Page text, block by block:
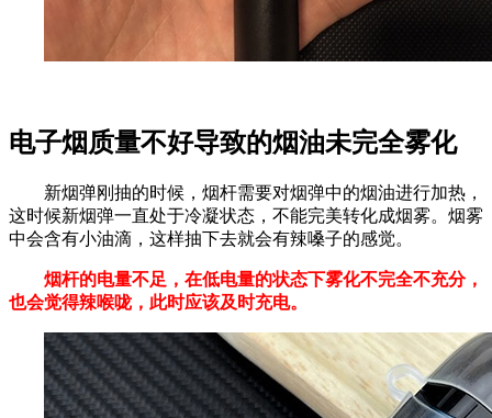
电子烟质量不好导致的烟油未完全雾化
新烟弹刚抽的时候，烟杆需要对烟弹中的烟油进行加热，
这时候新烟弹一直处于冷凝状态，不能完美转化成烟雾。烟雾
中会含有小油滴，这样抽下去就会有辣嗓子的感觉。
烟杆的电量不足，在低电量的状态下雾化不完全不充分，
也会觉得辣喉咙，此时应该及时充电。